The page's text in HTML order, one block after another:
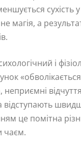
сухість
магія, а
і
відступають
це помітна
чаєм.